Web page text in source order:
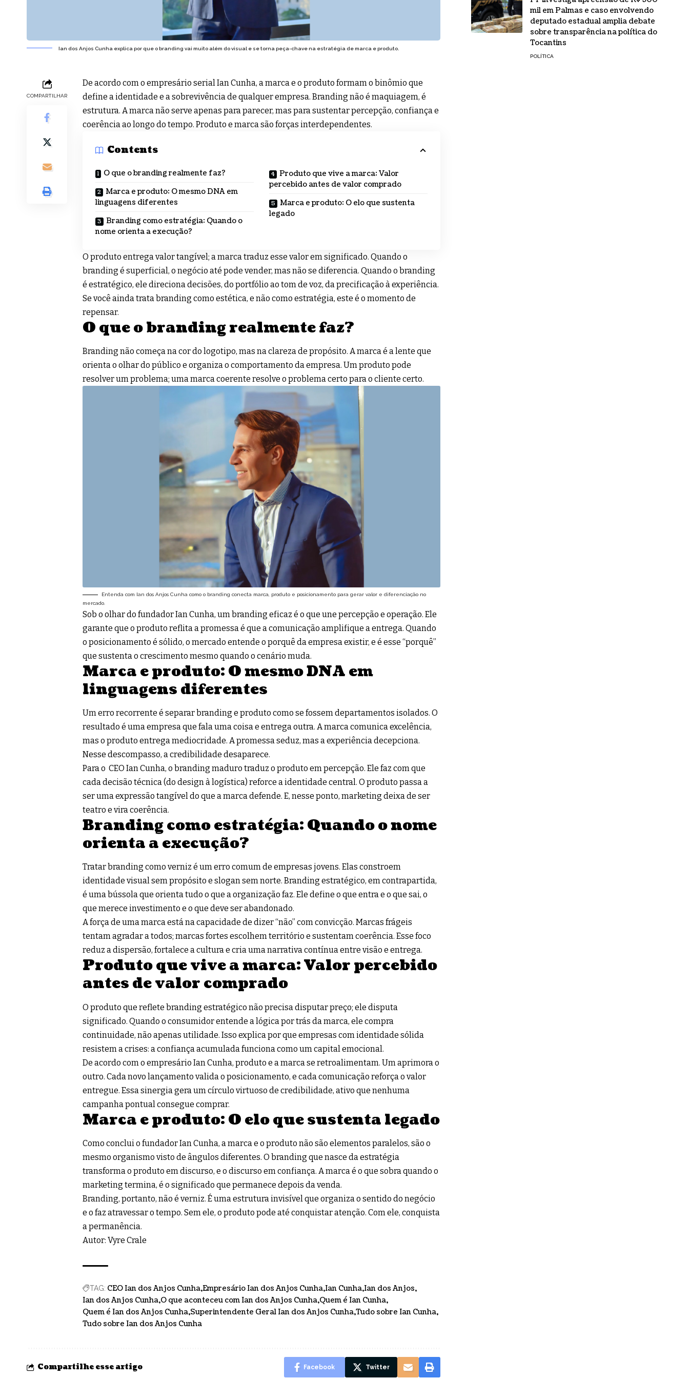
Ian dos Anjos Cunha explica por que o branding vai muito além do visual e se torna peça-chave na estratégia de marca e produto.
COMPARTILHAR
De acordo com o empresário serial Ian Cunha, a marca e o produto formam o binômio que
define a identidade e a sobrevivência de qualquer empresa. Branding não é maquiagem, é
estrutura. A marca não serve apenas para parecer, mas para sustentar percepção, confiança e
coerência ao longo do tempo. Produto e marca são forças interdependentes.
Contents
O que o branding realmente faz?
Marca e produto: O mesmo DNA em
linguagens diferentes
Branding como estratégia: Quando o
nome orienta a execução?
Produto que vive a marca: Valor
percebido antes de valor comprado
Marca e produto: O elo que sustenta
legado
O produto entrega valor tangível; a marca traduz esse valor em significado. Quando o
branding é superficial, o negócio até pode vender, mas não se diferencia. Quando o branding
é estratégico, ele direciona decisões, do portfólio ao tom de voz, da precificação à experiência.
Se você ainda trata branding como estética, e não como estratégia, este é o momento de
repensar.
O que o branding realmente faz?
Branding não começa na cor do logotipo, mas na clareza de propósito. A marca é a lente que
orienta o olhar do público e organiza o comportamento da empresa. Um produto pode
resolver um problema; uma marca coerente resolve o problema certo para o cliente certo.
Entenda com Ian dos Anjos Cunha como o branding conecta marca, produto e posicionamento para gerar valor e diferenciação no
mercado.
Sob o olhar do fundador Ian Cunha, um branding eficaz é o que une percepção e operação. Ele
garante que o produto reflita a promessa é que a comunicação amplifique a entrega. Quando
o posicionamento é sólido, o mercado entende o porquê da empresa existir, e é esse “porquê”
que sustenta o crescimento mesmo quando o cenário muda.
Marca e produto: O mesmo DNA em
linguagens diferentes
Um erro recorrente é separar branding e produto como se fossem departamentos isolados. O
resultado é uma empresa que fala uma coisa e entrega outra. A marca comunica excelência,
mas o produto entrega mediocridade. A promessa seduz, mas a experiência decepciona.
Nesse descompasso, a credibilidade desaparece.
Para o CEO Ian Cunha, o branding maduro traduz o produto em percepção. Ele faz com que
cada decisão técnica (do design à logística) reforce a identidade central. O produto passa a
ser uma expressão tangível do que a marca defende. E, nesse ponto, marketing deixa de ser
teatro e vira coerência.
Branding como estratégia: Quando o nome
orienta a execução?
Tratar branding como verniz é um erro comum de empresas jovens. Elas constroem
identidade visual sem propósito e slogan sem norte. Branding estratégico, em contrapartida,
é uma bússola que orienta tudo o que a organização faz. Ele define o que entra e o que sai, o
que merece investimento e o que deve ser abandonado.
A força de uma marca está na capacidade de dizer “não” com convicção. Marcas frágeis
tentam agradar a todos; marcas fortes escolhem território e sustentam coerência. Esse foco
reduz a dispersão, fortalece a cultura e cria uma narrativa contínua entre visão e entrega.
Produto que vive a marca: Valor percebido
antes de valor comprado
O produto que reflete branding estratégico não precisa disputar preço; ele disputa
significado. Quando o consumidor entende a lógica por trás da marca, ele compra
continuidade, não apenas utilidade. Isso explica por que empresas com identidade sólida
resistem a crises: a confiança acumulada funciona como um capital emocional.
De acordo com o empresário Ian Cunha, produto e a marca se retroalimentam. Um aprimora o
outro. Cada novo lançamento valida o posicionamento, e cada comunicação reforça o valor
entregue. Essa sinergia gera um círculo virtuoso de credibilidade, ativo que nenhuma
campanha pontual consegue comprar.
Marca e produto: O elo que sustenta legado
Como conclui o fundador Ian Cunha, a marca e o produto não são elementos paralelos, são o
mesmo organismo visto de ângulos diferentes. O branding que nasce da estratégia
transforma o produto em discurso, e o discurso em confiança. A marca é o que sobra quando o
marketing termina, é o significado que permanece depois da venda.
Branding, portanto, não é verniz. É uma estrutura invisível que organiza o sentido do negócio
e o faz atravessar o tempo. Sem ele, o produto pode até conquistar atenção. Com ele, conquista
a permanência.
Autor: Vyre Crale
TAG: CEO Ian dos Anjos Cunha Empresário Ian dos Anjos Cunha Ian Cunha Ian dos Anjos
Ian dos Anjos Cunha O que aconteceu com Ian dos Anjos Cunha Quem é Ian Cunha
Quem é Ian dos Anjos Cunha Superintendente Geral Ian dos Anjos Cunha Tudo sobre Ian Cunha
Tudo sobre Ian dos Anjos Cunha
Compartilhe esse artigo Facebook Twitter
mil em Palmas e caso envolvendo
deputado estadual amplia debate
sobre transparência na política do
Tocantins
POLÍTICA